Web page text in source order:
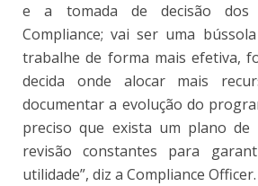
e a tomada de decisão dos
Compliance; vai ser uma
trabalhe de forma mais efetiva,
decida onde alocar mais
documentar a evolução do
preciso que exista um plano de
revisão constantes para
utilidade”, diz a Compliance Officer.